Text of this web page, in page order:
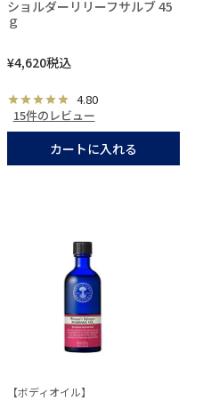
ショルダーリリーフサルブ 45
ｇ
¥4,620税込
4.80
15件のレビュー
カートに入れる
【ボディオイル】